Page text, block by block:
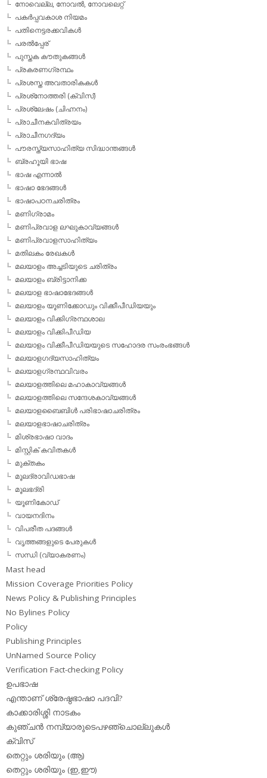
നോവെല്ല, നോവല്‍, നോവലെറ്റ്
പകര്‍പ്പവകാശ നിയമം
പതിനെട്ടരക്കവികള്‍
പരല്‍പ്പേര്
പുസ്തക കൗതുകങ്ങള്‍
പ്രകരണഗ്രന്ഥം
പ്രശസ്ത അവതാരികകള്‍
പ്രശ്‌നോത്തരി (ക്വിസ്)
പ്രശ്ലേഷം (ചിഹ്നനം)
പ്രാചീനകവിത്രയം
പ്രാചീനഗദ്യം
പൗരസ്ത്യസാഹിത്യ സിദ്ധാന്തങ്ങള്‍
ബ്രഹൂയി ഭാഷ
ഭാഷ എന്നാല്‍
ഭാഷാ ഭേദങ്ങള്‍
ഭാഷാപഠനചരിത്രം
മണിഗ്രാമം
മണിപ്രവാള ലഘുകാവ്യങ്ങള്‍
മണിപ്രവാളസാഹിത്യം
മതിലകം രേഖകള്‍
മലയാളം അച്ചടിയുടെ ചരിത്രം
മലയാളം ബ്രിട്ടാനിക്ക
മലയാള ഭാഷാഭേദങ്ങള്‍
മലയാളം യൂണിക്കോഡും വിക്കീപീഡിയയും
മലയാളം വിക്കിഗ്രന്ഥശാല
മലയാളം വിക്കിപീഡിയ
മലയാളം വിക്കീപീഡിയയുടെ സഹോദര സംരംഭങ്ങള്‍
മലയാളഗദ്യസാഹിത്യം
മലയാളഗ്രന്ഥവിവരം
മലയാളത്തിലെ മഹാകാവ്യങ്ങള്‍
മലയാളത്തിലെ സന്ദേശകാവ്യങ്ങള്‍
മലയാളബൈബിള്‍ പരിഭാഷാചരിത്രം
മലയാളഭാഷാചരിത്രം
മിശ്രഭാഷാ വാദം
മിസ്റ്റിക് കവിതകള്‍
മുക്തകം
മൂലദ്രാവിഡഭാഷ
മൂലഭദ്രി
യൂണികോഡ്
വായനദിനം
വിപരീത പദങ്ങള്‍
വൃത്തങ്ങളുടെ പേരുകള്‍
സന്ധി (വ്യാകരണം)
Mast head
Mission Coverage Priorities Policy
News Policy & Publishing Principles
No Bylines Policy
Policy
Publishing Principles
UnNamed Source Policy
Verification Fact-checking Policy
ഉപഭാഷ
എന്താണ് ശ്രേഷ്ഠഭാഷാ പദവി?
കാക്കാരിശ്ശി നാടകം
കുഞ്ചന്‍ നമ്പ്യാരുടെപഴഞ്ചൊല്ലുകള്‍
ക്വിസ്
തെറ്റും ശരിയും (ആ)
തെറ്റും ശരിയും (ഇ,ഈ)